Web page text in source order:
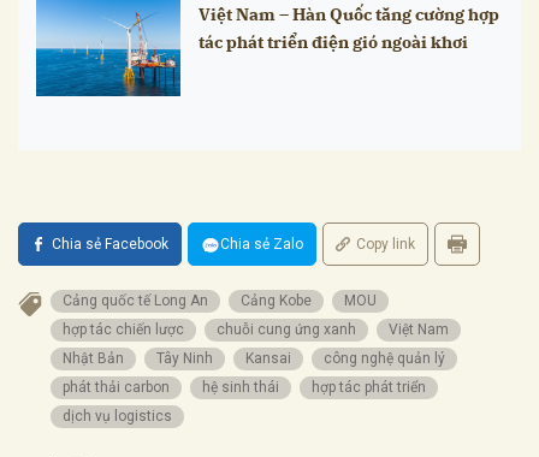
Việt Nam – Hàn Quốc tăng cường hợp
tác phát triển điện gió ngoài khơi
Chia sẻ Facebook Chia sẻ Zalo Copy link
Cảng quốc tế Long An Cảng Kobe
MOU
hợp tác chiến lược
chuỗi cung ứng xanh
Việt Nam
Nhật Bản
Tây Ninh Kansai
công nghệ quản lý
phát thải carbon
hệ sinh thái
hợp tác phát triển
dịch vụ logistics